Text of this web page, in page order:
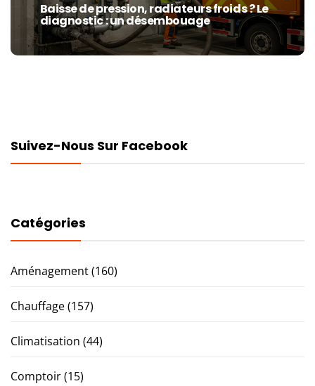
Next
post:
Baisse de pression, radiateurs froids ? Le
diagnostic : un désembouage
Suivez-Nous Sur Facebook
Catégories
Aménagement(160)
Chauffage(157)
Climatisation (44)
Comptoir(15)